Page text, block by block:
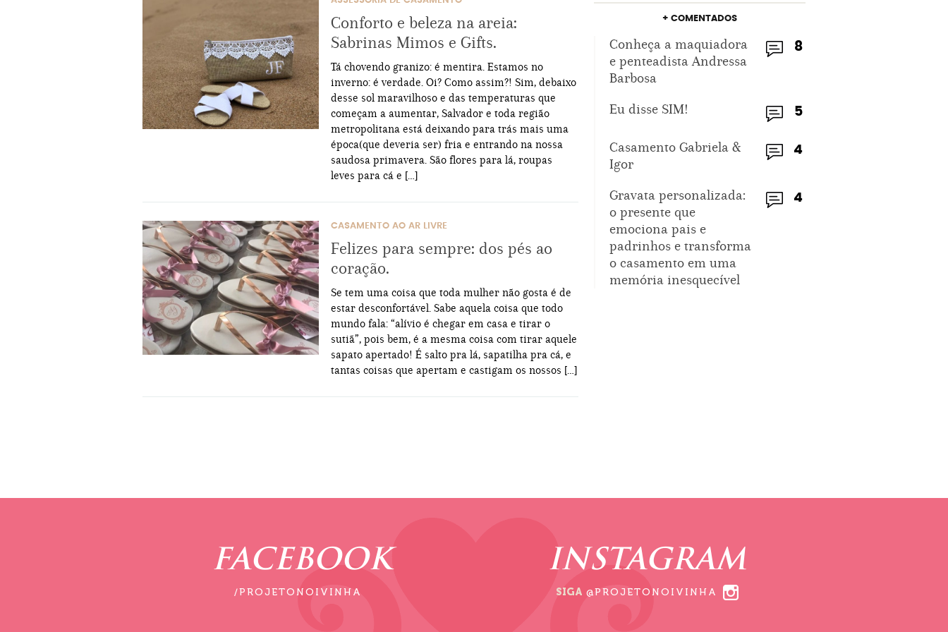
Conforto e beleza na areia:
Sabrinas Mimos e Gifts.
Tá chovendo granizo: é mentira. Estamos no
inverno: é verdade. Oi? Como assim?! Sim, debaixo
desse sol maravilhoso e das temperaturas que
começam a aumentar, Salvador e toda região
metropolitana está deixando para trás mais uma
época(que deveria ser) fria e entrando na nossa
saudosa primavera. São flores para lá, roupas
leves para cá e […]
CASAMENTO AO AR LIVRE
Felizes para sempre: dos pés ao
coração.
Se tem uma coisa que toda mulher não gosta é de
estar desconfortável. Sabe aquela coisa que todo
mundo fala: “alívio é chegar em casa e tirar o
sutiã”, pois bem, é a mesma coisa com tirar aquele
sapato apertado! É salto pra lá, sapatilha pra cá, e
tantas coisas que apertam e castigam os nossos […]
+ COMENTADOS
8
Conheça a maquiadora
e penteadista Andressa
Barbosa
5
Eu disse SIM!
4
Casamento Gabriela &
Igor
4
Gravata personalizada:
o presente que
emociona pais e
padrinhos e transforma
o casamento em uma
memória inesquecível
FACEBOOK
/PROJETONOIVINHA
INSTAGRAM
SIGA @PROJETONOIVINHA